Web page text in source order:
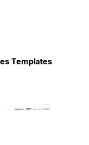
Templates